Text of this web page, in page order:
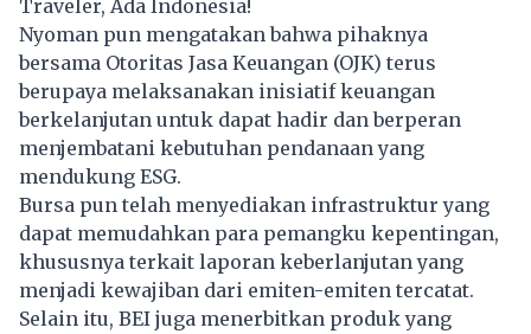
Traveler, Ada Indonesia!
Nyoman pun mengatakan bahwa pihaknya
bersama Otoritas Jasa Keuangan (OJK) terus
berupaya melaksanakan inisiatif keuangan
berkelanjutan untuk dapat hadir dan berperan
menjembatani kebutuhan pendanaan yang
mendukung ESG.
Bursa pun telah menyediakan infrastruktur yang
dapat memudahkan para pemangku kepentingan,
khususnya terkait laporan keberlanjutan yang
menjadi kewajiban dari emiten-emiten tercatat.
Selain itu, BEI juga menerbitkan produk yang